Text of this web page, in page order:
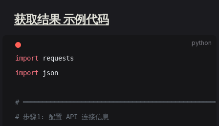
获取结果 示例代码
python
import requests
import json
#
# 步骤1: 配置 API 连接信息